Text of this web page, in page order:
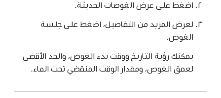
اضغط على عرض الغوصات الحديثة.
لعرض المزيد من التفاصيل، اضغط على جلسة
الغوص.
يمكنك رؤية التاريخ ووقت بدء الغوص، والحد الأقصى
لعمق الغوص، ومقدار الوقت المنقضي تحت الماء.